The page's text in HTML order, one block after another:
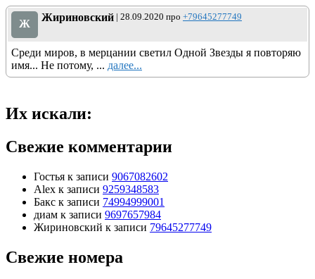
Ж
Жириновский | 28.09.2020 про +79645277749
Среди миров, в мерцании светил Одной Звезды я повторяю
имя... Не потому, ... далее...
Их искали:
Свежие комментарии
Гостья к записи 9067082602
Alex к записи 9259348583
Бакс к записи 74994999001
диам к записи 9697657984
Жириновский к записи 79645277749
Свежие номера